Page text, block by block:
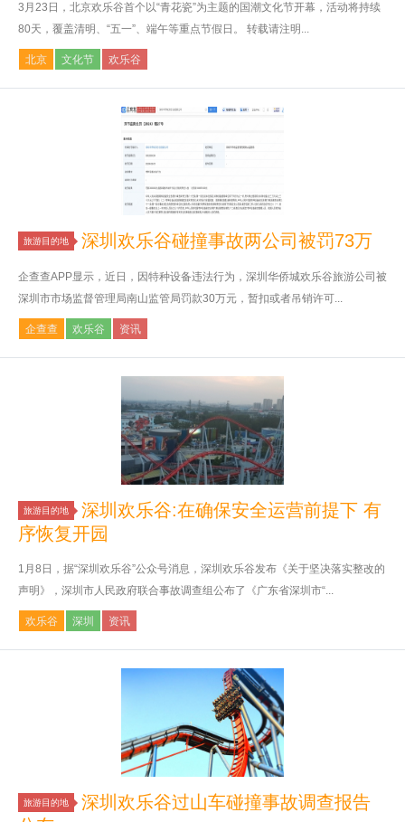
3月23日，北京欢乐谷首个以“青花瓷”为主题的国潮文化节开幕，活动将持续
80天，覆盖清明、“五一”、端午等重点节假日。 转载请注明...
北京 文化节 欢乐谷
旅游目的地 深圳欢乐谷碰撞事故两公司被罚73万
企查查APP显示，近日，因特种设备违法行为，深圳华侨城欢乐谷旅游公司被
深圳市市场监督管理局南山监管局罚款30万元，暂扣或者吊销许可...
企查查 欢乐谷 资讯
旅游目的地
深圳欢乐谷:在确保安全运营前提下 有
序恢复开园
1月8日，据“深圳欢乐谷”公众号消息，深圳欢乐谷发布《关于坚决落实整改的
声明》，深圳市人民政府联合事故调查组公布了《广东省深圳市“...
欢乐谷 深圳 资讯
旅游目的地
深圳欢乐谷过山车碰撞事故调查报告